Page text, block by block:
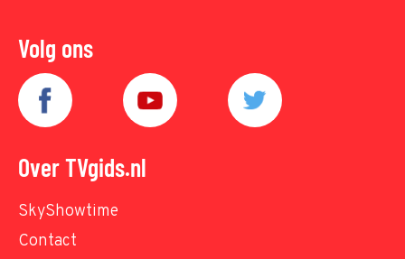
Volg ons
Over TVgids.nl
SkyShowtime
Contact